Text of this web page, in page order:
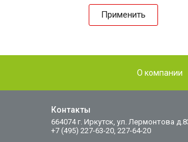
Применить
О компании
Контакты
664074 г. Иркутск, ул. Лермонтова
+7 (495) 227-63-20, 227-64-20